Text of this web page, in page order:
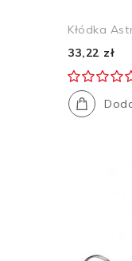
Kłódka
33,22 zł